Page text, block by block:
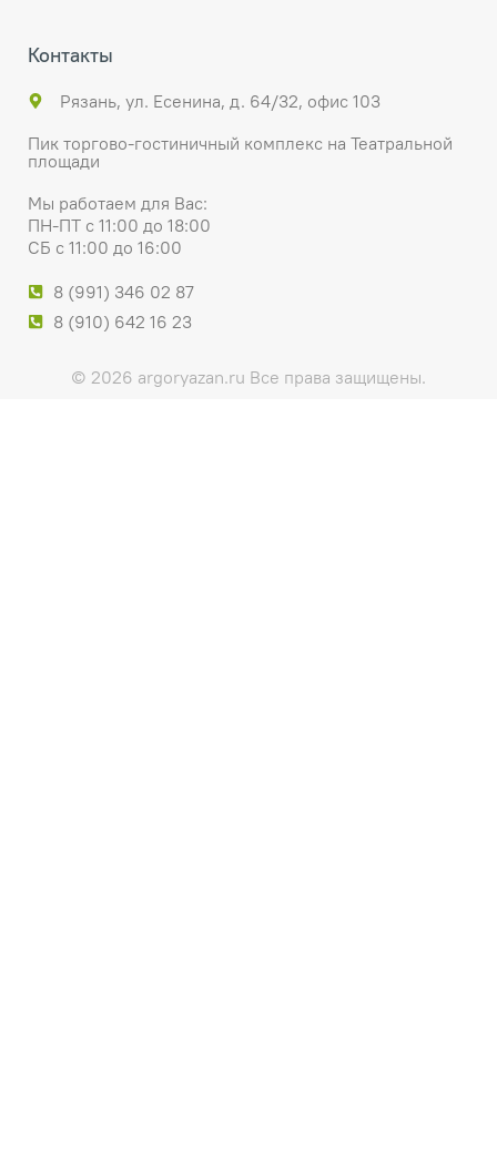
Контакты
Рязань, ул. Есенина, д. 64/32, офис 103
Пик торгово-гостиничный комплекс на Театральной
площади
Мы работаем для Вас:
ПН-ПТ с 11:00 до 18:00
СБ с 11:00 до 16:00
8 (991) 346 02 87
8 (910) 642 16 23
© 2026 argoryazan.ru Все права защищены.